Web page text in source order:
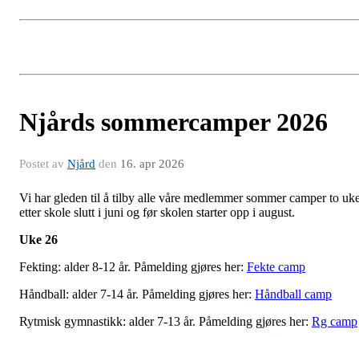
Njårds sommercamper 2026
Postet av Njård den 16. apr 2026
Vi har gleden til å tilby alle våre medlemmer sommer camper to
etter skole slutt i juni og før skolen starter opp i august.
Uke 26
Fekting: alder 8-12 år. Påmelding gjøres her: Fekte camp
Håndball: alder 7-14 år. Påmelding gjøres her: Håndball camp
Rytmisk gymnastikk: alder 7-13 år. Påmelding gjøres her: Rg camp